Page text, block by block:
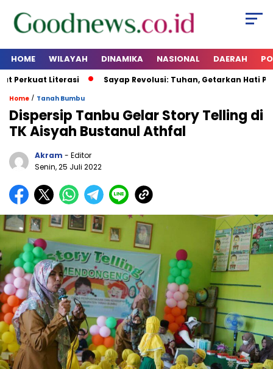
HOME WILAYAH DINAMIKA NASIONAL DAERAH
Literasi Sayap Revolusi: Tuhan, Getarkan Hati
Home / Tanah Bumbu
Dispersip Tanbu Gelar Story Telling di
TK Aisyah Bustanul Athfal
Akram - Editor
Senin, 25 Juli 2022